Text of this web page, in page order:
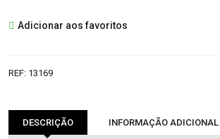
Adicionar aos favoritos
REF: 13169
DESCRIÇÃO INFORMAÇÃO ADICIONAL